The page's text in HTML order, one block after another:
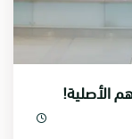
الأصلية!